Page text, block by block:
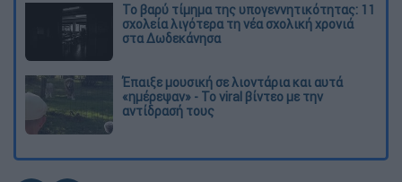
Το βαρύ τίμημα της υπογεννητικότητας: 11
σχολεία λιγότερα τη νέα σχολική χρονιά
στα Δωδεκάνησα
Έπαιξε μουσική σε λιοντάρια και αυτά
«ημέρεψαν» - Το viral βίντεο με την
αντίδρασή τους